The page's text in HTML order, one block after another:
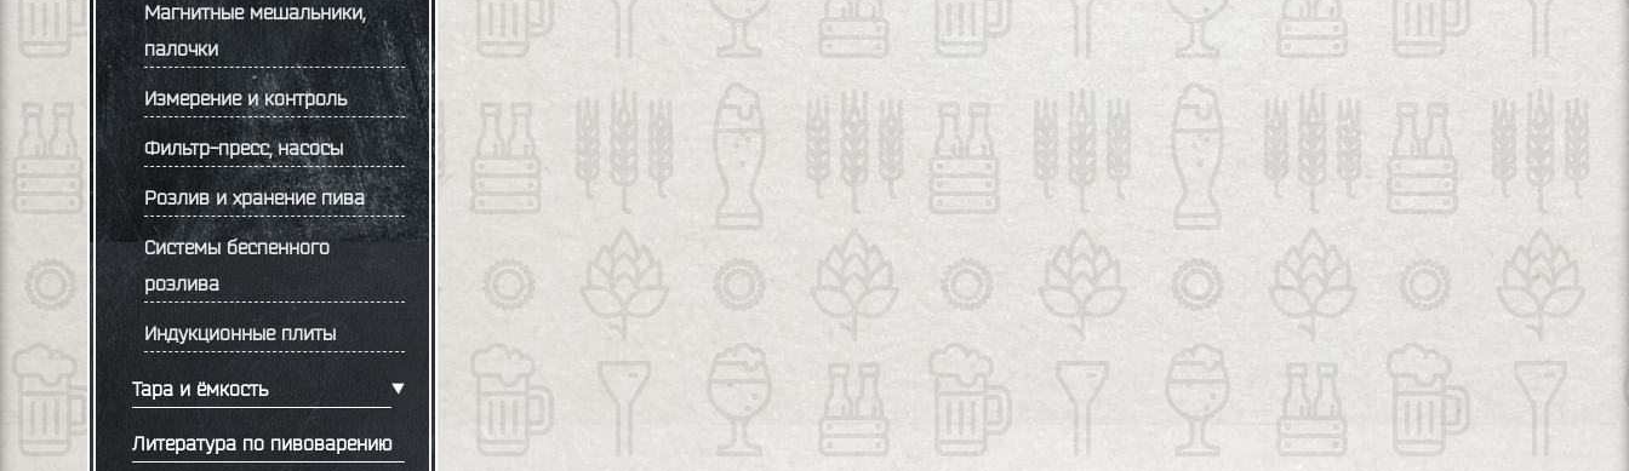
Магнитные мешальники,
палочки
Измерение и контроль
Фильтр-пресс, насосы
Розлив и хранение пива
Системы беспенного
розлива
Индукционные плиты
Тара и ёмкость
Литература по пивоварению